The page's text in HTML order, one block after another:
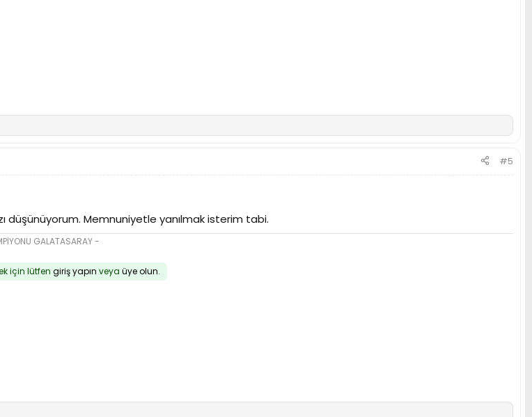
#5
düşünüyorum. Memnuniyetle yanılmak isterim tabi.
GALATASARAY -
için lütfen giriş yapın veya üye olun.